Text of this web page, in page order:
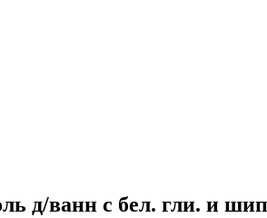
д/ванн с бел. гли. и